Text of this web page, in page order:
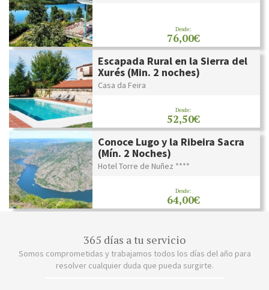
Desde:
76,00€
Escapada Rural en la Sierra del
Xurés (Min. 2 noches)
Casa da Feira
Desde:
52,50€
Conoce Lugo y la Ribeira Sacra
(Mín. 2 Noches)
Hotel Torre de Nuñez ****
Desde:
64,00€
365 días a tu servicio
Somos comprometidas y trabajamos todos los días del año para
resolver cualquier duda que pueda surgirte.